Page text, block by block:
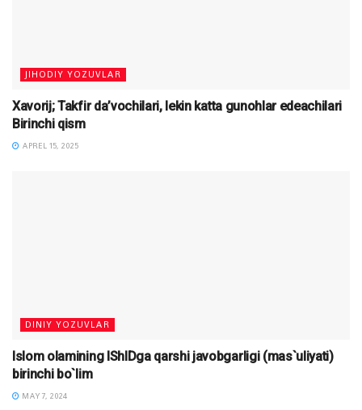
JIHODIY YOZUVLAR
Xavorij; Takfir da’vochilari, lekin katta gunohlar edeachilari
Birinchi qism
APREL 15, 2025
DINIY YOZUVLAR
Islom olamining IShIDga qarshi javobgarligi (mas`uliyati)
birinchi bo`lim
MAY 7, 2024